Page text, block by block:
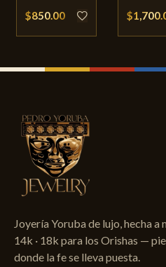
$850.00
Joyería Yoruba de lujo, hecha a
14k · 18k para los Orishas —
donde la fe se lleva puesta.